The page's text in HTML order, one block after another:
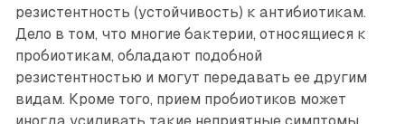
резистентность (устойчивость) к антибиотикам.
Дело в том, что многие бактерии, относящиеся к
пробиотикам, обладают подобной
резистентностью и могут передавать ее другим
видам. Кроме того, прием пробиотиков может